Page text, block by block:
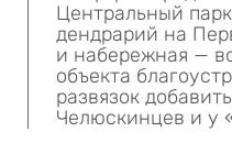
Центральный
дендрарий на
и набережная —
объекта
развязок
Челюскинцев и у